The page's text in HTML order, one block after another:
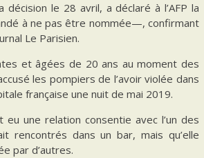
le 28 avril, a déclaré à l’AFP la
à ne pas être nommée—, confirmant
Le Parisien.
et âgées de 20 ans au moment des
les pompiers de l’avoir violée dans
française une nuit de mai 2019.
eu une relation consentie avec l’un des
rencontrés dans un bar, mais qu’elle
par d’autres.